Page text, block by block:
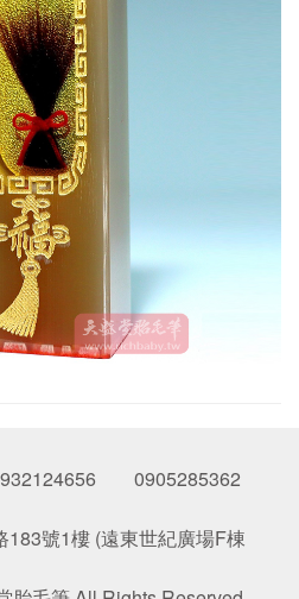
0905285362
183號1樓 (遠東世紀廣場F棟